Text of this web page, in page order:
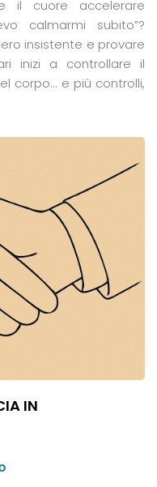
il cuore accelerare
calmarmi subito”?
insistente e provare
inizi a controllare il
corpo… e più controlli,
IN